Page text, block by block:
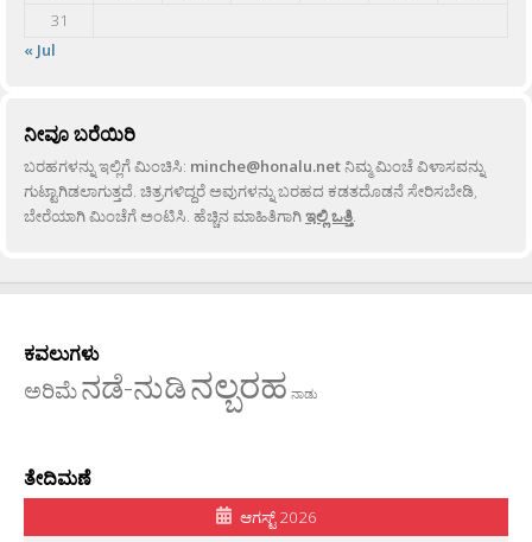
31
« Jul
ನೀವೂ ಬರೆಯಿರಿ
ಬರಹಗಳನ್ನು ಇಲ್ಲಿಗೆ ಮಿಂಚಿಸಿ: minche@honalu.netನಿಮ್ಮ ಮಿಂಚೆ ವಿಳಾಸವನ್ನು
ಗುಟ್ಟಾಗಿಡಲಾಗುತ್ತದೆ. ಚಿತ್ರಗಳಿದ್ದರೆ ಅವುಗಳನ್ನು ಬರಹದ ಕಡತದೊಡನೆ ಸೇರಿಸಬೇಡಿ,
ಬೇರೆಯಾಗಿ ಮಿಂಚೆಗೆ ಅಂಟಿಸಿ. ಹೆಚ್ಚಿನ ಮಾಹಿತಿಗಾಗಿಇಲ್ಲಿ ಒತ್ತಿ.
ಕವಲುಗಳು
ಅರಿಮೆನಡೆ-ನುಡಿನಲ್ಬರಹ ನಾಡು
ತೇದಿಮಣೆ
ಆಗಸ್ಟ್ 2026